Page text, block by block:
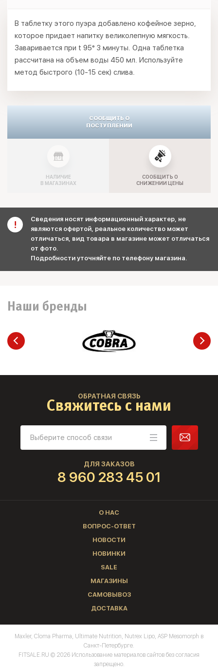
В таблетку этого пуэра добавлено кофейное зерно,
которое придает напитку великолепную мягкость.
Заваривается при t 95° 3 минуты. Одна таблетка
рассчитана на объем воды 450 мл. Используйте
метод быстрого (10-15 сек) слива.
СООБЩИТЬ О
ПОСТУПЛЕНИИ
НАЛИЧИЕ
В МАГАЗИНАХ
СООБЩИТЬ О
СНИЖЕНИИ ЦЕНЫ
Сведения носят информационный характер, не
являются офертой, реальное количество может
отличаться, вид товара в магазине может отличаться
от фото.
Подробности уточняйте по телефону магазина.
Наши бренды
ОБРАТНАЯ СВЯЗЬ
Свяжитесь с нами
ДЛЯ ЗАКАЗОВ
8 960 283 45 01
О НАС
ВОПРОС-ОТВЕТ
НОВОСТИ
НОВИНКИ
SALE
МАГАЗИНЫ
САМОВЫВОЗ
ДОСТАВКА
Maxler, Cloma Pharma, Ultimate Nutrition, Nutrex Lipo, ASP Mesomorph в
Санкт-Петербурге.
FITSALE.RU © 2026 Использование материалов сайтов без согласия
запрещено.